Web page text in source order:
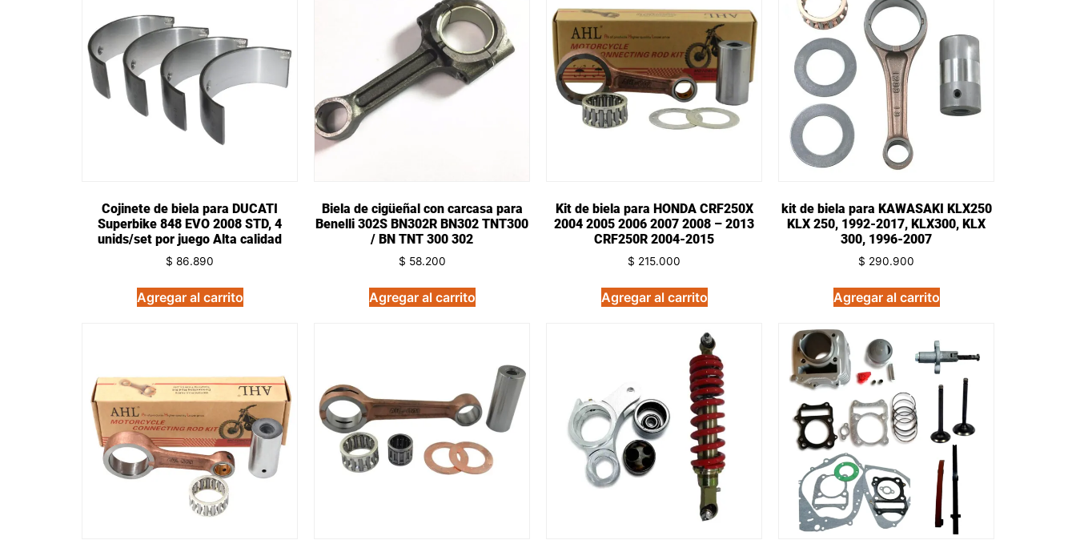
Cojinete de biela para DUCATI
Superbike 848 EVO 2008 STD, 4
unids/set por juego Alta calidad
$ 86.890
Agregar al carrito
Biela de cigüeñal con carcasa para
Benelli 302S BN302R BN302 TNT300
/ BN TNT 300 302
$ 58.200
Agregar al carrito
Kit de biela para HONDA CRF250X
2004 2005 2006 2007 2008 – 2013
CRF250R 2004-2015
$ 215.000
Agregar al carrito
kit de biela para KAWASAKI KLX250
KLX 250, 1992-2017, KLX300, KLX
300, 1996-2007
$ 290.900
Agregar al carrito